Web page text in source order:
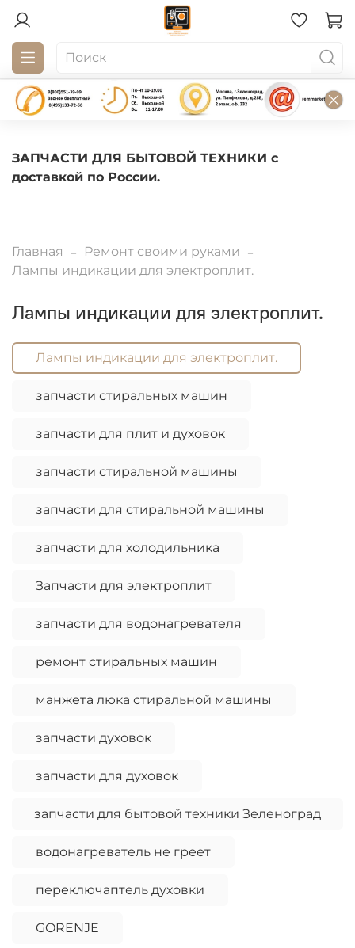
ЗАПЧАСТИ ДЛЯ БЫТОВОЙ ТЕХНИКИ с
доставкой по России.
Главная
Ремонт своими руками
Лампы индикации для электроплит.
Лампы индикации для электроплит.
Лампы индикации для электроплит.
запчасти стиральных машин
запчасти для плит и духовок
запчасти стиральной машины
запчасти для стиральной машины
запчасти для холодильника
Запчасти для электроплит
запчасти для водонагревателя
ремонт стиральных машин
манжета люка стиральной машины
запчасти духовок
запчасти для духовок
запчасти для бытовой техники Зеленоград
водонагреватель не греет
переключаптель духовки
GORENJE